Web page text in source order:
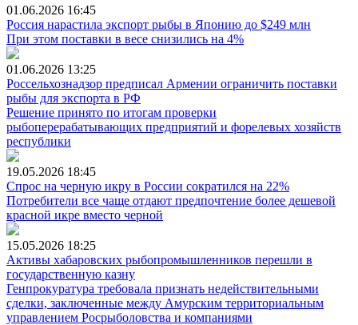
01.06.2026 16:45
Россия нарастила экспорт рыбы в Японию до $249 млн
При этом поставки в весе снизились на 4%
01.06.2026 13:25
Россельхознадзор предписал Армении ограничить поставки
рыбы для экспорта в РФ
Решение принято по итогам проверки
рыбоперерабатывающих предприятий и форелевых хозяйств
республики
19.05.2026 18:45
Спрос на черную икру в России сократился на 22%
Потребители все чаще отдают предпочтение более дешевой
красной икре вместо черной
15.05.2026 18:25
Активы хабаровских рыбопромышленников перешли в
государственную казну
Генпрокуратура требовала признать недействительными
сделки, заключенные между Амурским территориальным
управлением Росрыболовства и компаниями